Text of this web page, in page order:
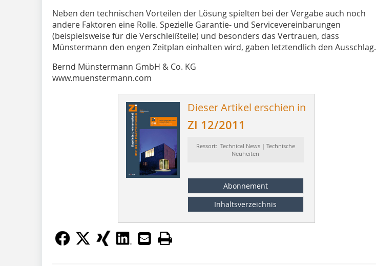
Neben den technischen Vorteilen der Lösung spielten bei der Vergabe auch noch
andere Faktoren eine Rolle. Spezielle Garantie- und Servicevereinbarungen
(beispielsweise für die Verschleißteile) und besonders das Vertrauen, dass
Münstermann den engen Zeitplan einhalten wird, gaben letztendlich den Ausschlag.
Bernd Münstermann GmbH & Co. KG
www.muenstermann.com
Dieser Artikel erschien in
ZI 12/2011
Ressort: Technical News | Technische
Neuheiten
Abonnement
Inhaltsverzeichnis